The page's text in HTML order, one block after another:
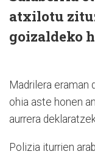
atxilotu
goizaldeko
Madrilera eraman
ohia aste honen
aurrera
Polizia iturrien